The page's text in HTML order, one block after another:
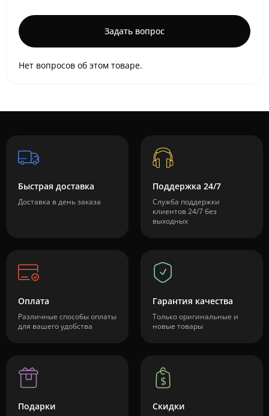
Задать вопрос
Нет вопросов об этом товаре.
Быстрая доставка
Доставка в день заказа
Поддержка 24/7
Служба поддержки
клиентов 24/7 без
выходных
Оплата
Различные способы оплаты
для вашего удобства
Гарантия качества
Только оригинальные и
новые товары
Подарки Скидки